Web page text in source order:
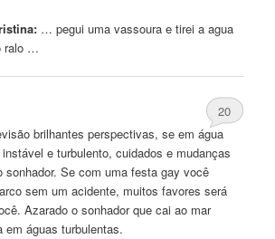
… pegui uma vassourae tirei a agua
ralo …
20
brilhantes perspectivas, se em água
instávele turbulento, cuidadose mudanças
sonhador. Se com uma festa gay você
sem um acidente, muitos favores será
Azarado o sonhador que cai ao mar
emáguas turbulentas.